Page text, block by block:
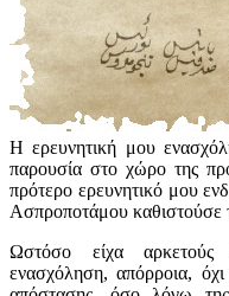
Η ερευνητική μου
παρουσία στο χώρο της
πρότερο ερευνητικό μου
Ασπροποτάμου καθιστούσε
Ωστόσο είχα αρκετούς
ενασχόληση, απόρροια,